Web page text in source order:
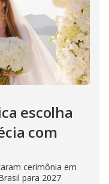
escolha
com
cerimônia em
para 2027